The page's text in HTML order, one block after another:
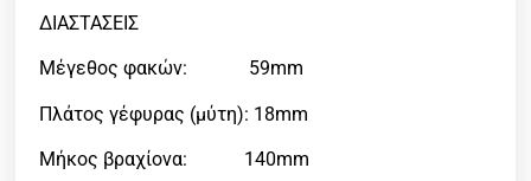
ΔΙΑΣΤΑΣΕΙΣ
Μέγεθος φακών: 59mm
Πλάτος γέφυρας (μύτη): 18mm
Μήκος βραχίονα: 140mm